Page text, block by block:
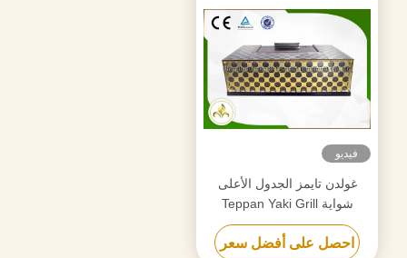
فيديو
غولدن تايمز الجدول الأعلى
شواية Teppan Yaki Grill
الفولاذ المقاوم للصدأ 304 / مادة
سبائك الصلب
احصل على أفضل سعر